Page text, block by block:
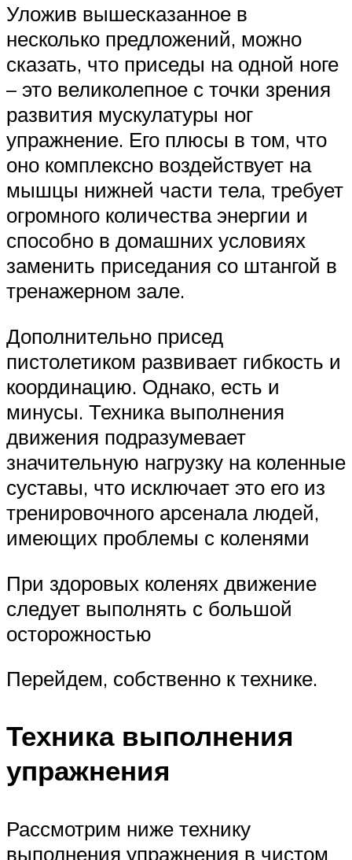
Уложив вышесказанное в
несколько предложений, можно
сказать, что приседы на одной ноге
– это великолепное с точки зрения
развития мускулатуры ног
упражнение. Его плюсы в том, что
оно комплексно воздействует на
мышцы нижней части тела, требует
огромного количества энергии и
способно в домашних условиях
заменить приседания со штангой в
тренажерном зале.
Дополнительно присед
пистолетиком развивает гибкость и
координацию. Однако, есть и
минусы. Техника выполнения
движения подразумевает
значительную нагрузку на коленные
суставы, что исключает это его из
тренировочного арсенала людей,
имеющих проблемы с коленями
При здоровых коленях движение
следует выполнять с большой
осторожностью
Перейдем, собственно к технике.
Техника выполнения
упражнения
Рассмотрим ниже технику
выполнения упражнения в чистом